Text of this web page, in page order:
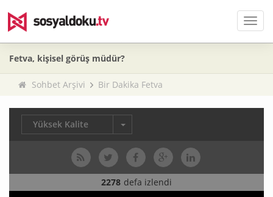
Menü
Fetva, kişisel görüş müdür?
Sohbet Arşivi Bir Dakika Fetva
Yüksek Kalite
2278 defa izlendi